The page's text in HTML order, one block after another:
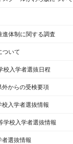
進体制に関する調査
ついて
校入学者選抜日程
外からの受検要項
入学者選抜情報
学校入学者選抜情報
者選抜情報